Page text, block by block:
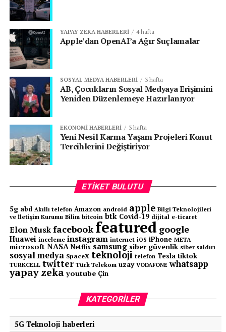
Tortuları ve Sürtünme Kalıntıları)
Otomatik şanzıman sistemlerinde, vites geçişleri
sırasındaşanzıman içinde bulunan kavrama
balataları(clutch packs) sürtünme ile çalışır. Bu
balatalar zamanla mikroskobik parçalar halinde aşınır ve
bu aşınma sonucu ortaya çıkantortu, partikül ve kir
ATF içinde birikir. Bu kirlenme, ATF’nin viskozitesini
(akıcılığını), ısı transfer kabiliyetini ve hidrolik
özelliklerini zamanla azaltır.
Eğer bu kirli ATF uzun süre değiştirilmezse:
Şanzıman içinde
Selenoid valfler(vites geçişini yöneten valfler)
Vites geçişlerinde sarsıntı, gecikme ve kavrama
sorunları oluşabilir.
Soğutma ve yağlama yetersiz kaldığı için
sistemde erken aşınma ve ısınma problemi
2.Zorlayıcı Sürüş Koşulları Altında
YAPAY ZEKA HABERLERI 4 hafta
Apple’dan OpenAI’a Ağır Suçlamalar
SOSYAL MEDYA HABERLERI 3 hafta
AB, Çocukların Sosyal Medyaya Erişimini
Yeniden Düzenlemeye Hazırlanıyor
EKONOMI HABERLERI 3 hafta
Yeni Nesil Karma Yaşam Projeleri Konut
Tercihlerini Değiştiriyor
ETIKET BULUTU
5g abd Akıllı telefon Amazon android apple Bilgi Teknolojileri
ve İletişim Kurumu Bilim bitcoin btk Covid-19 dijital e-ticaret
Elon Muskfacebook featured google
Huawei inceleme instagram internet iOS iPhone META
microsoft NASA Netflix samsung siber güvenlik siber saldırı
sosyal medya SpaceX teknoloji telefon Tesla tiktok
TURKCELL twitter Türk Telekom uzay VODAFONE whatsapp
yapay zeka youtube Çin
KATEGORILER
5G Teknoloji haberleri